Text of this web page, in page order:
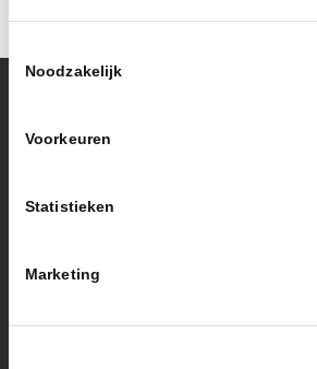
Noodzakelijk
Voorkeuren
Statistieken
Marketing
voorwaarden